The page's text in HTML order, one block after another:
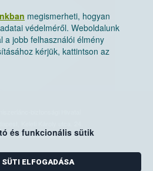
megismerheti, hogyan
védelméről. Weboldalunk
a jobb felhasználói élmény
kérjük, kattintson az
és funkcionális sütik
SÜTI ELFOGADÁSA
biztonsági Hivatal
1525 Budapest. Pf. 30.